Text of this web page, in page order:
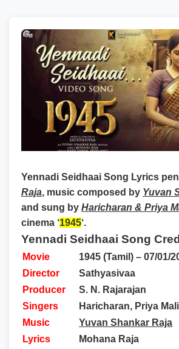
Yennadi Seidhaai Song Lyrics
Raja, music composed by Yuvan
and sung by Haricharan & Priya
cinema ‘1945‘.
Yennadi Seidhaai Song
Movie
1945 (Tamil) – 07/01/
Director
Sathyasivaa
Producer
S. N. Rajarajan
Singers
Haricharan, Priya Mali
Music
Yuvan Shankar Raja
Lyrics
Mohana Raja